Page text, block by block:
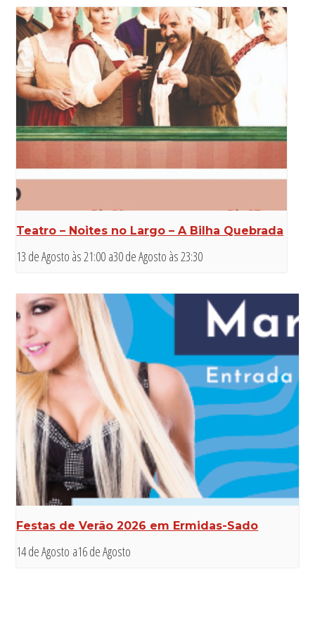
Teatro – Noites no Largo – A Bilha Quebrada
13 de Agosto às 21:00 a30 de Agosto às 23:30
Festas de Verão 2026 em Ermidas-Sado
14 de Agosto a16 de Agosto